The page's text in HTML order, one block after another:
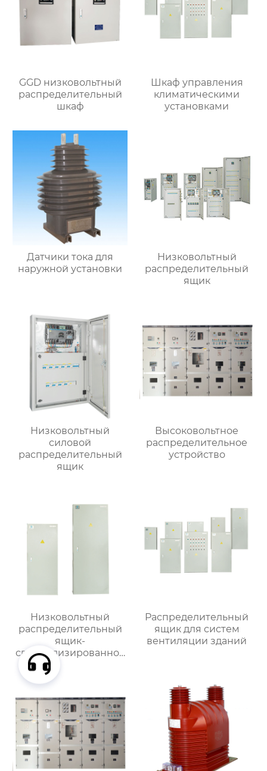
GGD низковольтный
распределительный
шкаф
Шкаф управления
климатическими
установками
Датчики тока для
наружной установки
Низковольтный
распределительный
ящик
Низковольтный
силовой
распределительный
ящик
Высоковольтное
распределительное
устройство
Низковольтный
распределительный
ящик-
специализированное
применение
Распределительный
ящик для систем
вентиляции зданий